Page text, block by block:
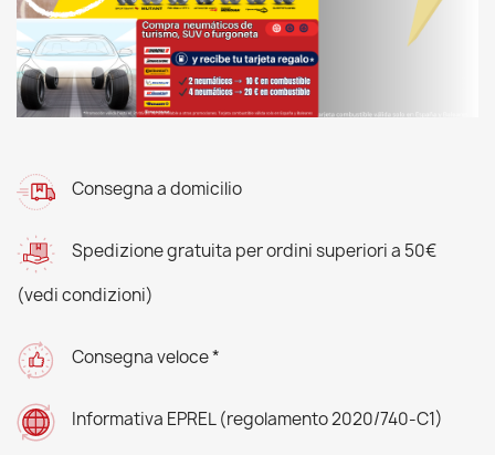
Consegna a domicilio
Spedizione gratuita per ordini superiori a 50€
(vedi condizioni)
Consegna veloce *
Informativa EPREL (regolamento 2020/740-C1)